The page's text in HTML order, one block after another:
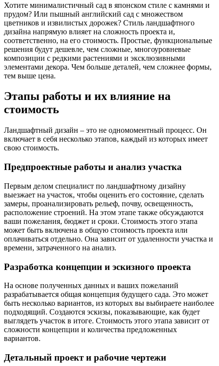
Хотите минималистичный сад в японском стиле с камнями и
прудом? Или пышный английский сад с множеством
цветников и извилистых дорожек? Стиль ландшафтного
дизайна напрямую влияет на сложность проекта и,
соответственно, на его стоимость. Простые, функциональные
решения будут дешевле, чем сложные, многоуровневые
композиции с редкими растениями и эксклюзивными
элементами декора. Чем больше деталей, чем сложнее формы,
тем выше цена.
Этапы работы и их влияние на
стоимость
Ландшафтный дизайн – это не одномоментный процесс. Он
включает в себя несколько этапов, каждый из которых имеет
свою стоимость.
Предпроектные работы и анализ участка
Первым делом специалист по ландшафтному дизайну
выезжает на участок, чтобы оценить его состояние, сделать
замеры, проанализировать рельеф, почву, освещенность,
расположение строений. На этом этапе также обсуждаются
ваши пожелания, бюджет и сроки. Стоимость этого этапа
может быть включена в общую стоимость проекта или
оплачиваться отдельно. Она зависит от удаленности участка и
времени, затраченного на анализ.
Разработка концепции и эскизного проекта
На основе полученных данных и ваших пожеланий
разрабатывается общая концепция будущего сада. Это может
быть несколько вариантов, из которых вы выбираете наиболее
подходящий. Создаются эскизы, показывающие, как будет
выглядеть участок в итоге. Стоимость этого этапа зависит от
сложности концепции и количества предложенных
вариантов.
Детальный проект и рабочие чертежи